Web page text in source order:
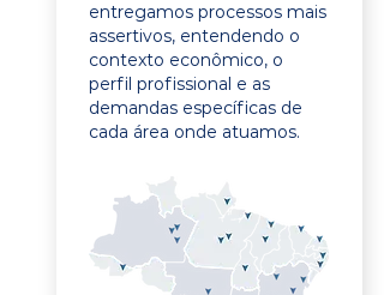
entregamos processos mais
assertivos, entendendo o
contexto econômico, o
perfil profissional e as
demandas específicas de
cada área onde atuamos.